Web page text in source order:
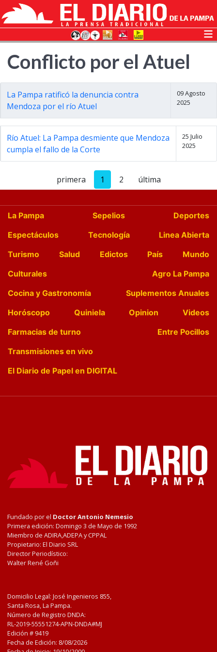
Conflicto por el Atuel
La Pampa ratificó la denuncia contra
Mendoza por el río Atuel
09 Agosto
2025
Río Atuel: La Pampa desmiente que Mendoza
cumpla el fallo de la Corte
25 Julio
2025
primera 1 2 última
La Pampa Sepelios
Deportes
Espectáculos
Tecnología
Linea Abierta
Turismo
Salud Edictos País
Mundo
Culturales
Agro La Pampa
Cocina y Gastronomía
Suplementos Anuales
Horóscopo
Quiniela Opinion
Videos
Farmacias de turno
Entre Pocillos
Transmisiones en vivo
El Diario de Papel en DIGITAL
Fundado por el Doctor Antonio Nemesio
Primera edición: Domingo 3 de Mayo de 1992
Miembro de ADIRA,ADEPA y CPPAL
Propietario: El Diario SRL
Director Periodístico:
Walter René Goñi
Domicilio Legal: José Ingenieros 855,
Santa Rosa, La Pampa.
Número de Registro DNDA:
RL-2019-55551274-APN-DNDA#MJ
Edición # 9419
Fecha de Edición: 8/08/2026